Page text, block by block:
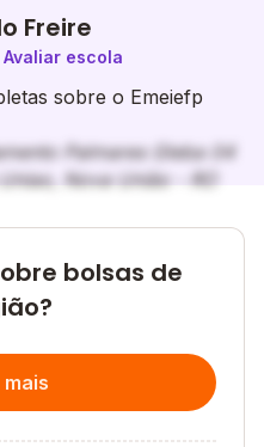
Freire
Avaliar escola
sobre o Emeiefp
Palmares Gleba 04
Nova União - RO
bolsas de